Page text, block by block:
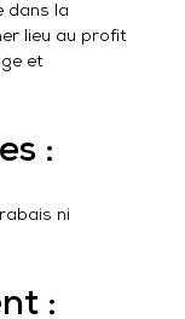
dans la
lieu au profit
et
:
ni
: